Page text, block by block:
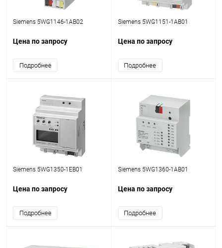
Siemens 5WG1146-1AB02
Цена по запросу
Подробнее
Siemens 5WG1151-1AB01
Цена по запросу
Подробнее
Siemens 5WG1350-1EB01
Цена по запросу
Подробнее
Siemens 5WG1360-1AB01
Цена по запросу
Подробнее